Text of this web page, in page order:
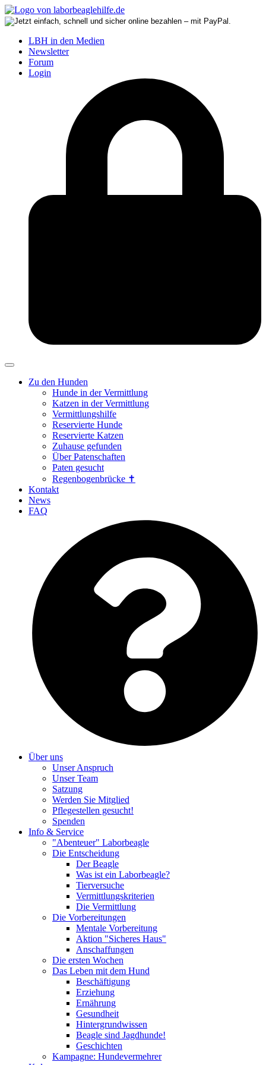
LBH in den Medien
Newsletter
Forum
Login
Zu den Hunden
Hunde in der Vermittlung
Katzen in der Vermittlung
Vermittlungshilfe
Reservierte Hunde
Reservierte Katzen
Zuhause gefunden
Über Patenschaften
Paten gesucht
Regenbogenbrücke ✝
Kontakt
News
FAQ
Über uns
Unser Anspruch
Unser Team
Satzung
Werden Sie Mitglied
Pflegestellen gesucht!
Spenden
Info & Service
"Abenteuer" Laborbeagle
Die Entscheidung
Der Beagle
Was ist ein Laborbeagle?
Tierversuche
Vermittlungskriterien
Die Vermittlung
Die Vorbereitungen
Mentale Vorbereitung
Aktion "Sicheres Haus"
Anschaffungen
Die ersten Wochen
Das Leben mit dem Hund
Beschäftigung
Erziehung
Ernährung
Gesundheit
Hintergrundwissen
Beagle sind Jagdhunde!
Geschichten
Kampagne: Hundevermehrer